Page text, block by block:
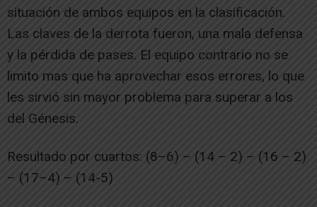
situación de ambos equipos en la clasificación.
Las claves de la derrota fueron, una mala defensa
y la pérdida de pases. El equipo contrario no se
limito mas que ha aprovechar esos errores, lo que
les sirvió sin mayor problema para superar a los
del Génesis.
Resultado por cuartos: (8–6) – (14 – 2) – (16 – 2)
– (17–4) – (14-5)